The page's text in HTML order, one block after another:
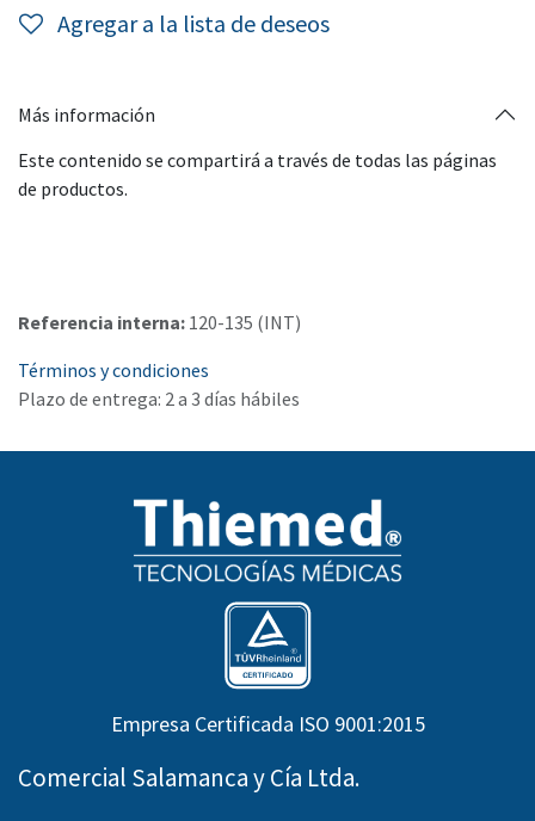
Agregar a la lista de deseos
Más información
Este contenido se compartirá a través de todas las páginas
de productos.
Referencia interna: 120-135 (INT)
Términos y condiciones
Plazo de entrega: 2 a 3 días hábiles
Empresa Certificada ISO 9001:2015
Comercial Salamanca y Cía Ltda.